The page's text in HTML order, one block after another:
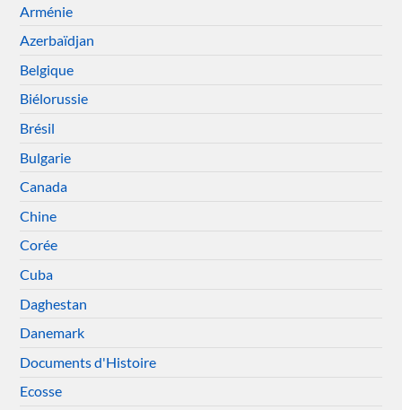
Arménie
Azerbaïdjan
Belgique
Biélorussie
Brésil
Bulgarie
Canada
Chine
Corée
Cuba
Daghestan
Danemark
Documents d'Histoire
Ecosse